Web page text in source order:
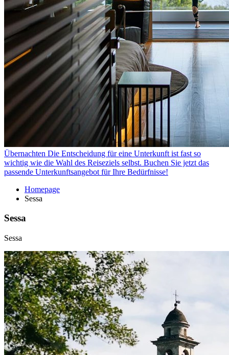
Übernachten Die Entscheidung für eine Unterkunft ist fast so
wichtig wie die Wahl des Reiseziels selbst. Buchen Sie jetzt das
passende Unterkunftsangebot für Ihre Bedürfnisse!
Homepage
Sessa
Sessa
Sessa